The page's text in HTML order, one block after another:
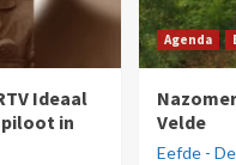
Ideaal
in
Agenda
Velde
Eefde -